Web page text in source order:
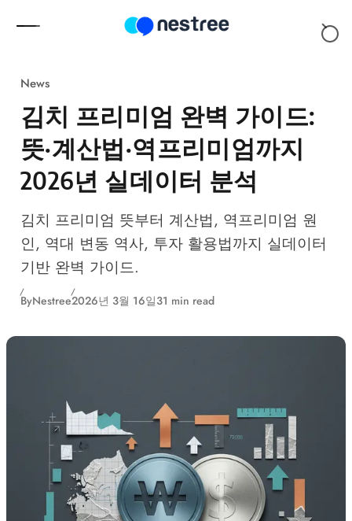
News
김치 프리미엄 완벽 가이드:
뜻·계산법·역프리미엄까지
2026년 실데이터 분석
김치 프리미엄 뜻부터 계산법, 역프리미엄 원
인, 역대 변동 역사, 투자 활용법까지 실데이터
기반 완벽 가이드.
ByNestree2026년 3월 16일31 min read